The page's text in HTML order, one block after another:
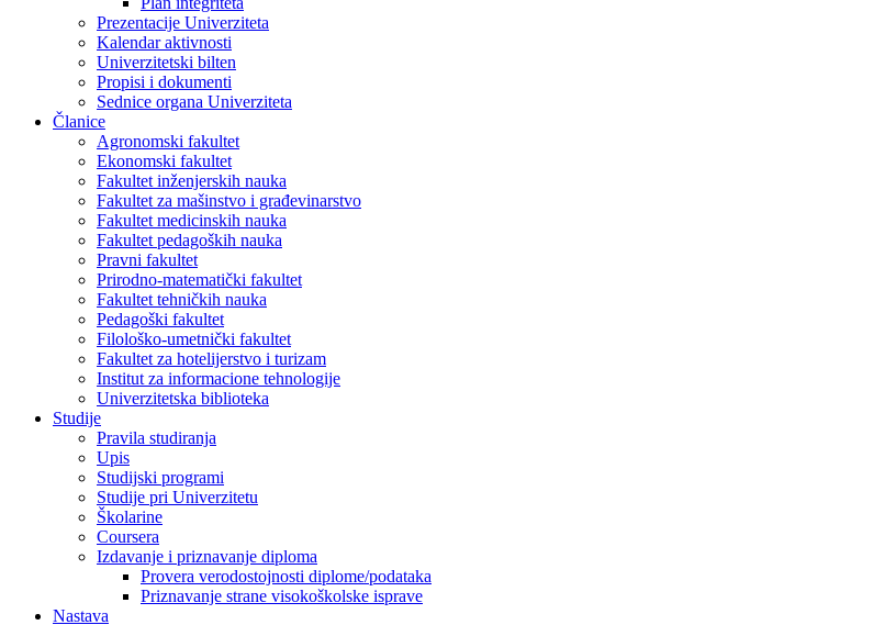
Prezentacije Univerziteta
Kalendar aktivnosti
Univerzitetski bilten
Propisi i dokumenti
Sednice organa Univerziteta
Članice
Agronomski fakultet
Ekonomski fakultet
Fakultet inženjerskih nauka
Fakultet za mašinstvo i građevinarstvo
Fakultet medicinskih nauka
Fakultet pedagoških nauka
Pravni fakultet
Prirodno-matematički fakultet
Fakultet tehničkih nauka
Pedagoški fakultet
Filološko-umetnički fakultet
Fakultet za hotelijerstvo i turizam
Institut za informacione tehnologije
Univerzitetska biblioteka
Studije
Pravila studiranja
Upis
Studijski programi
Studije pri Univerzitetu
Školarine
Coursera
Izdavanje i priznavanje diploma
Provera verodostojnosti diplome/podataka
Priznavanje strane visokoškolske isprave
Nastava